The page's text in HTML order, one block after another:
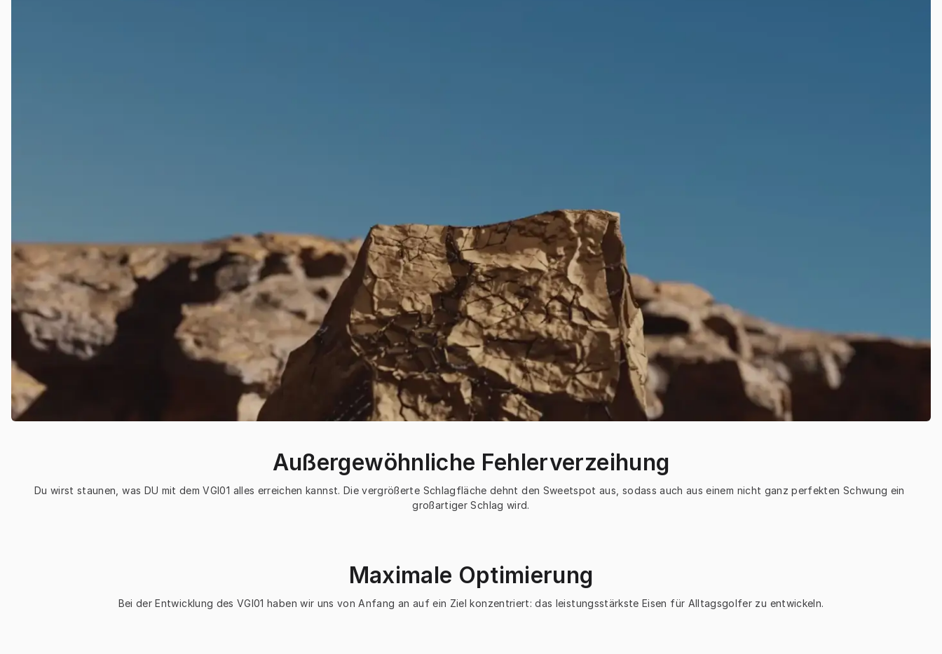
Außergewöhnliche Fehlerverzeihung
Du wirst staunen, was DU mit dem VGI01 alles erreichen kannst. Die vergrößerte Schlagfläche dehnt den Sweetspot aus, sodass auch aus einem nicht ganz perfekten Schwung ein
großartiger Schlag wird.
Maximale Optimierung
Bei der Entwicklung des VGI01 haben wir uns von Anfang an auf ein Ziel konzentriert: das leistungsstärkste Eisen für Alltagsgolfer zu entwickeln.